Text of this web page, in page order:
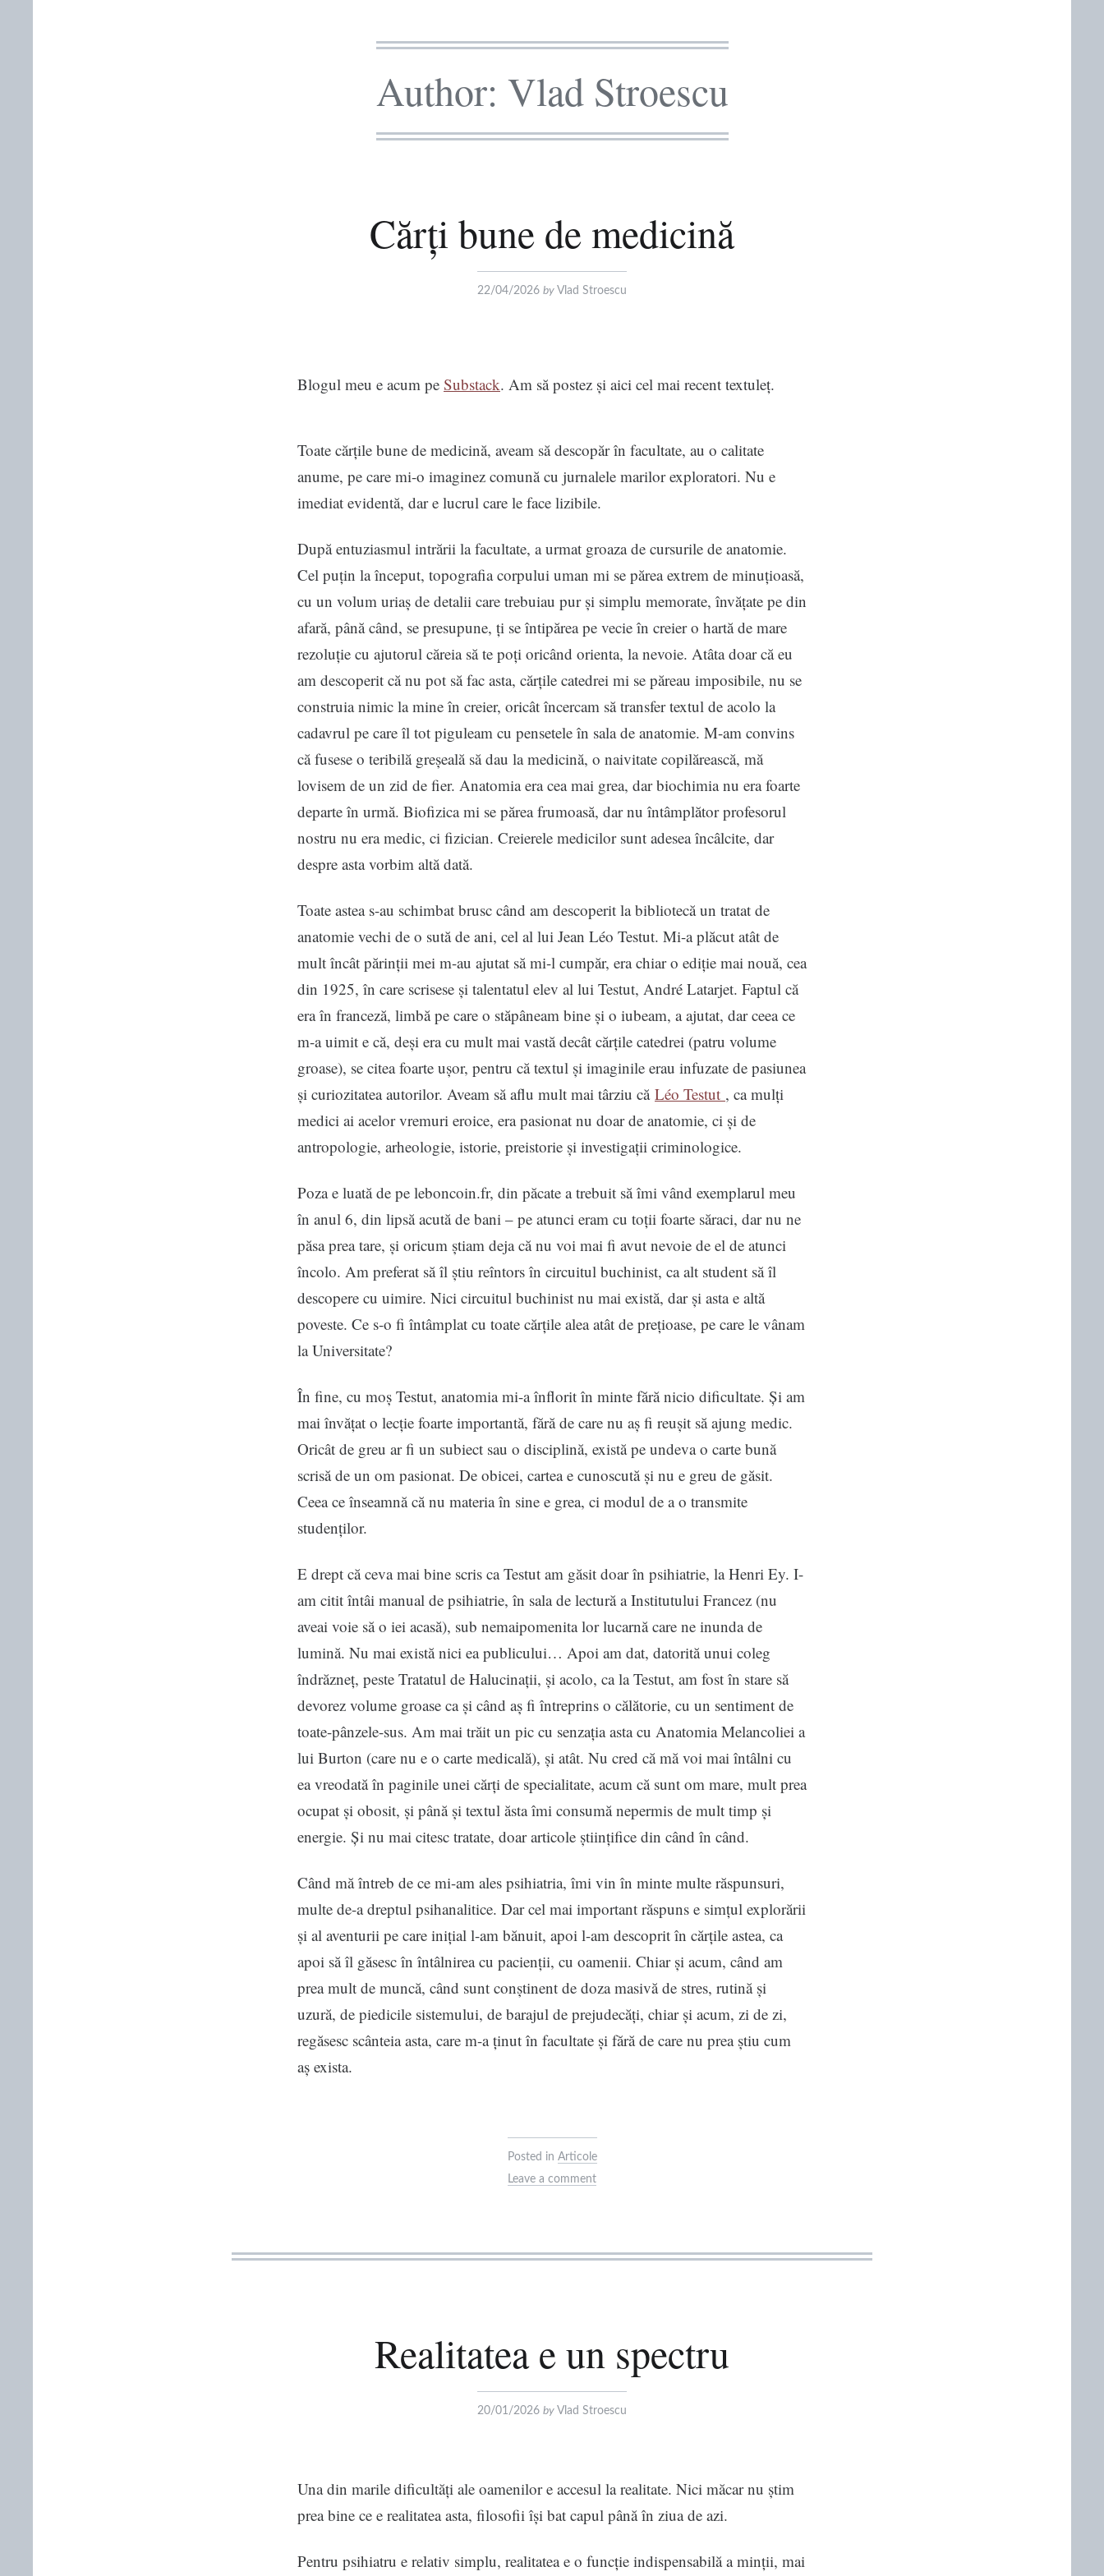
Author: Vlad Stroescu
Cărți bune de medicină
22/04/2026 by Vlad Stroescu
Blogul meu e acum pe Substack. Am să postez și aici cel mai recent textuleț.
Toate cărțile bune de medicină, aveam să descopăr în facultate, au o calitate
anume, pe care mi-o imaginez comună cu jurnalele marilor exploratori. Nu e
imediat evidentă, dar e lucrul care le face lizibile.
După entuziasmul intrării la facultate, a urmat groaza de cursurile de anatomie.
Cel puțin la început, topografia corpului uman mi se părea extrem de minuțioasă,
cu un volum uriaș de detalii care trebuiau pur și simplu memorate, învățate pe din
afară, până când, se presupune, ți se întipărea pe vecie în creier o hartă de mare
rezoluție cu ajutorul căreia să te poți oricând orienta, la nevoie. Atâta doar că eu
am descoperit că nu pot să fac asta, cărțile catedrei mi se păreau imposibile, nu se
construia nimic la mine în creier, oricât încercam să transfer textul de acolo la
cadavrul pe care îl tot piguleam cu pensetele în sala de anatomie. M-am convins
că fusese o teribilă greșeală să dau la medicină, o naivitate copilărească, mă
lovisem de un zid de fier. Anatomia era cea mai grea, dar biochimia nu era foarte
departe în urmă. Biofizica mi se părea frumoasă, dar nu întâmplător profesorul
nostru nu era medic, ci fizician. Creierele medicilor sunt adesea încâlcite, dar
despre asta vorbim altă dată.
Toate astea s-au schimbat brusc când am descoperit la bibliotecă un tratat de
anatomie vechi de o sută de ani, cel al lui Jean Léo Testut. Mi-a plăcut atât de
mult încât părinții mei m-au ajutat să mi-l cumpăr, era chiar o ediție mai nouă, cea
din 1925, în care scrisese și talentatul elev al lui Testut, André Latarjet. Faptul că
era în franceză, limbă pe care o stăpâneam bine și o iubeam, a ajutat, dar ceea ce
m-a uimit e că, deși era cu mult mai vastă decât cărțile catedrei (patru volume
groase), se citea foarte ușor, pentru că textul și imaginile erau infuzate de pasiunea
și curiozitatea autorilor. Aveam să aflu mult mai târziu că Léo Testut , ca mulți
medici ai acelor vremuri eroice, era pasionat nu doar de anatomie, ci și de
antropologie, arheologie, istorie, preistorie și investigații criminologice.
Poza e luată de pe leboncoin.fr, din păcate a trebuit să îmi vând exemplarul meu
în anul 6, din lipsă acută de bani – pe atunci eram cu toții foarte săraci, dar nu ne
păsa prea tare, și oricum știam deja că nu voi mai fi avut nevoie de el de atunci
încolo. Am preferat să îl știu reîntors în circuitul buchinist, ca alt student să îl
descopere cu uimire. Nici circuitul buchinist nu mai există, dar și asta e altă
poveste. Ce s-o fi întâmplat cu toate cărțile alea atât de prețioase, pe care le vânam
la Universitate?
În fine, cu moș Testut, anatomia mi-a înflorit în minte fără nicio dificultate. Și am
mai învățat o lecție foarte importantă, fără de care nu aș fi reușit să ajung medic.
Oricât de greu ar fi un subiect sau o disciplină, există pe undeva o carte bună
scrisă de un om pasionat. De obicei, cartea e cunoscută și nu e greu de găsit.
Ceea ce înseamnă că nu materia în sine e grea, ci modul de a o transmite
studenților.
E drept că ceva mai bine scris ca Testut am găsit doar în psihiatrie, la Henri Ey. I-
am citit întâi manual de psihiatrie, în sala de lectură a Institutului Francez (nu
aveai voie să o iei acasă), sub nemaipomenita lor lucarnă care ne inunda de
lumină. Nu mai există nici ea publicului… Apoi am dat, datorită unui coleg
îndrăzneț, peste Tratatul de Halucinații, și acolo, ca la Testut, am fost în stare să
devorez volume groase ca și când aș fi întreprins o călătorie, cu un sentiment de
toate-pânzele-sus. Am mai trăit un pic cu senzația asta cu Anatomia Melancoliei a
lui Burton (care nu e o carte medicală), și atât. Nu cred că mă voi mai întâlni cu
ea vreodată în paginile unei cărți de specialitate, acum că sunt om mare, mult prea
ocupat și obosit, și până și textul ăsta îmi consumă nepermis de mult timp și
energie. Și nu mai citesc tratate, doar articole științifice din când în când.
Când mă întreb de ce mi-am ales psihiatria, îmi vin în minte multe răspunsuri,
multe de-a dreptul psihanalitice. Dar cel mai important răspuns e simțul explorării
și al aventurii pe care inițial l-am bănuit, apoi l-am descoprit în cărțile astea, ca
apoi să îl găsesc în întâlnirea cu pacienții, cu oamenii. Chiar și acum, când am
prea mult de muncă, când sunt conștinent de doza masivă de stres, rutină și
uzură, de piedicile sistemului, de barajul de prejudecăți, chiar și acum, zi de zi,
regăsesc scânteia asta, care m-a ținut în facultate și fără de care nu prea știu cum
aș exista.
Posted in Articole
Leave a comment
Realitatea e un spectru
20/01/2026 by Vlad Stroescu
Una din marile dificultăți ale oamenilor e accesul la realitate. Nici măcar nu știm
prea bine ce e realitatea asta, filosofii își bat capul până în ziua de azi.
Pentru psihiatru e relativ simplu, realitatea e o funcție indispensabilă a minții, mai